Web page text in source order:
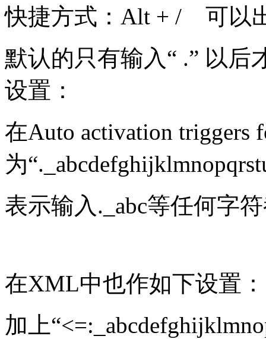
快捷方式：Alt + / 可以
默认的只有输入“ .” 以后
设置：
在Auto activation triggers
为
表示输入._abc等任何字
在XML中也作如下设置：
加上